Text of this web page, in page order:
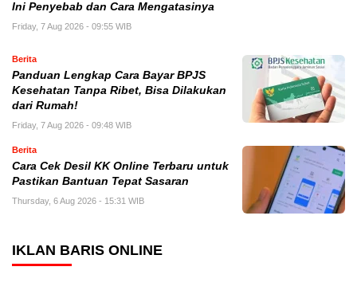
Ini Penyebab dan Cara Mengatasinya
Friday, 7 Aug 2026 - 09:55 WIB
Berita
Panduan Lengkap Cara Bayar BPJS
Kesehatan Tanpa Ribet, Bisa Dilakukan
dari Rumah!
Friday, 7 Aug 2026 - 09:48 WIB
Berita
Cara Cek Desil KK Online Terbaru untuk
Pastikan Bantuan Tepat Sasaran
Thursday, 6 Aug 2026 - 15:31 WIB
IKLAN BARIS ONLINE